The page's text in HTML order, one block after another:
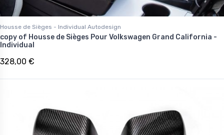
Housse de Sièges - Individual Autodesign
copy of Housse de Sièges Pour Volkswagen Grand California -
Individual
328,00 €